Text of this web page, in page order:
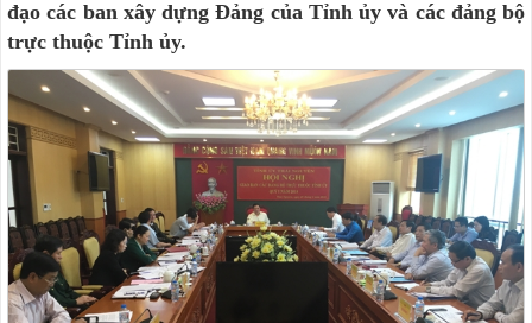
đạo các ban xây dựng Đảng của Tỉnh ủy và các đảng bộ
trực thuộc Tỉnh ủy.